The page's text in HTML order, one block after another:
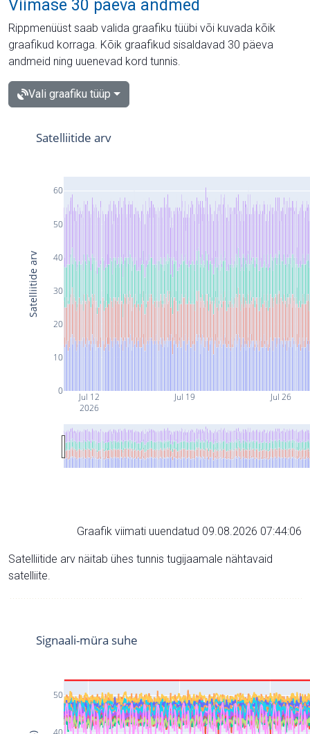
Viimase 30 päeva andmed
Rippmenüüst saab valida graafiku tüübi või kuvada kõik
graafikud korraga. Kõik graafikud sisaldavad 30 päeva
andmeid ning uuenevad kord tunnis.
Vali graafiku tüüp
Jul 12
2026
Jul 19 Jul 26
0
10
20
30
40
50
60
Satelliitide arv
Satelliitide arv
Graafik viimati uuendatud 09.08.2026 07:44:06
Satelliitide arv näitab ühes tunnis tugijaamale nähtavaid
satelliite.
50
Signaali-müra suhe